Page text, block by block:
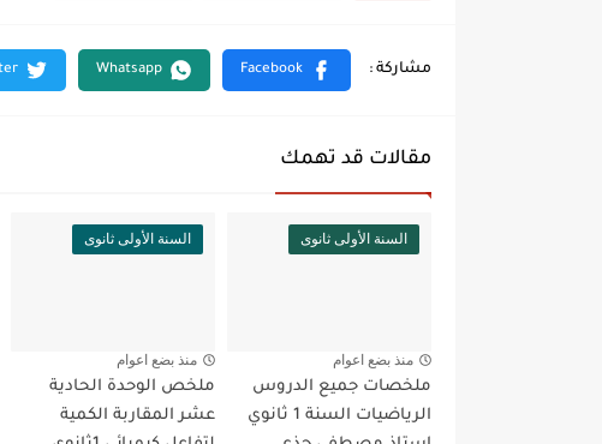
مقالات قد تهمك
السنة الأولى ثانوى
منذ بضع اعوام
ملخصات جميع الدروس
الرياضيات السنة 1 ثانوي
السنة الأولى ثانوى
منذ بضع اعوام
ملخص الوحدة الحادية
عشر المقاربة الكمية